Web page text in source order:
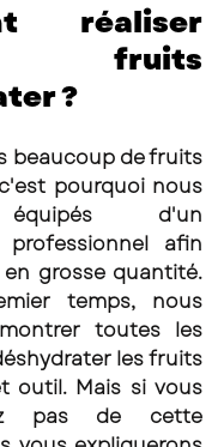
réaliser
fruits
?
beaucoup de fruits
pourquoi nous
d'un
professionnel afin
grosse quantité.
temps, nous
toutes les
les fruits
outil. Mais si vous
pas de cette